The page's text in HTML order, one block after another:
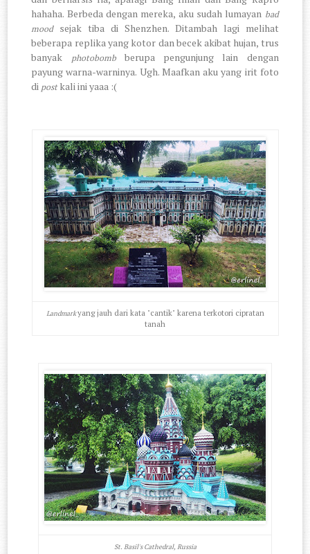
hahaha. Berbeda dengan mereka, aku sudah lumayan bad
mood sejak tiba di Shenzhen. Ditambah lagi melihat
beberapa replika yang kotor dan becek akibat hujan, trus
banyak
photobomb berupa pengunjung lain dengan
payung warna-warninya. Ugh. Maafkan aku yang irit foto
di postkali ini yaaa :(
Landmarkyang jauh dari kata "cantik" karena terkotori cipratan
tanah
St. Basil's Cathedral, Russia